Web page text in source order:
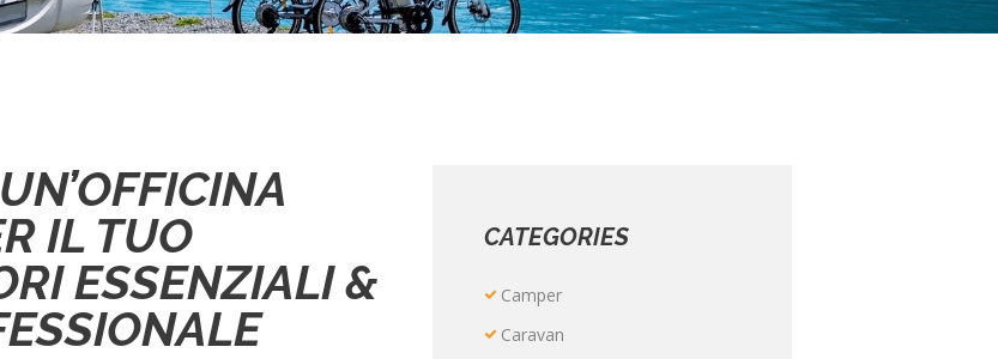
IL TUO
ESSENZIALI &
CATEGORIES
Camper
Caravan